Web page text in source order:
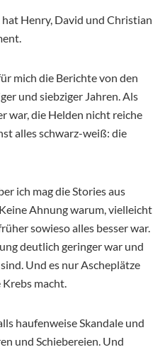
Henry, David und Christian
mich die Berichte von den
und siebziger Jahren. Als
war, die Helden nicht reiche
alles schwarz-weiß: die
ich mag die Stories aus
Ahnung warum, vielleicht
sowieso alles besser war.
deutlich geringer war und
Und es nur Ascheplätze
macht.
haufenweise Skandale und
und Schiebereien. Und